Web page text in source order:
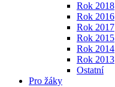
Rok 2018
Rok 2016
Rok 2017
Rok 2015
Rok 2014
Rok 2013
Ostatní
Pro žáky